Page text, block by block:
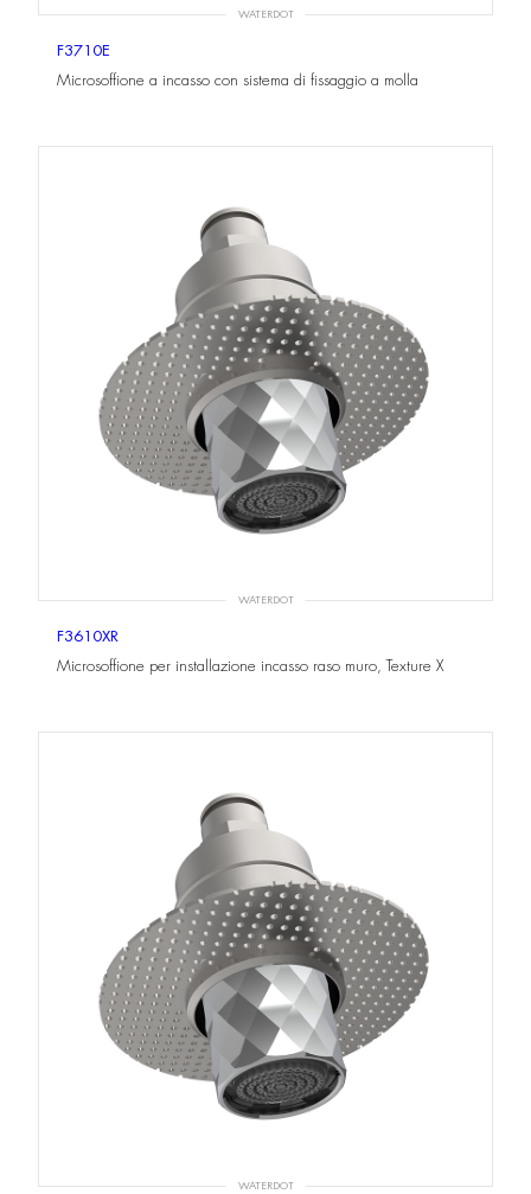
WATERDOT
F3710E
Microsoffione a incasso con sistema di fissaggio a molla
WATERDOT
F3610XR
Microsoffione per installazione incasso raso muro, Texture X
WATERDOT